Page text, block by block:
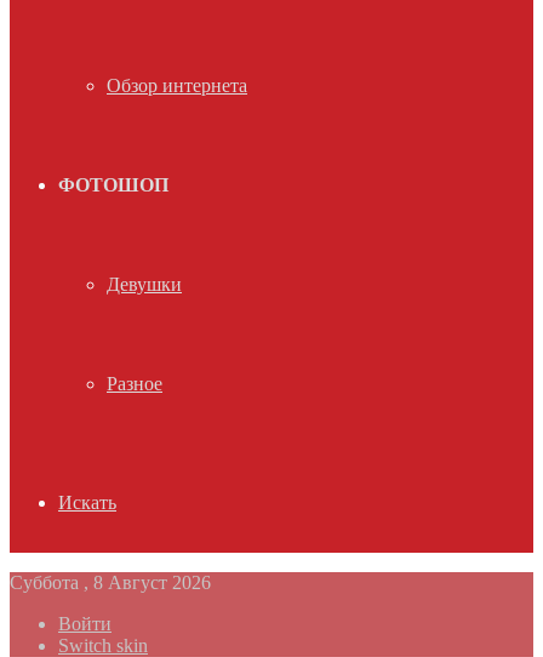
Обзор интернета
ФОТОШОП
Девушки
Разное
Искать
Суббота , 8 Август 2026
Войти
Switch skin